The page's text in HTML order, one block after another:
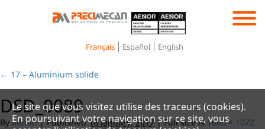
Français Español English
← 17 – Aluminium solide
DSD_0089
By admin | Published 18 January, 2017 |Full size is 1600 × 1072
Le site que vous visitez utilise des traceurs (cookies).
En poursuivant votre navigation sur ce site, vous